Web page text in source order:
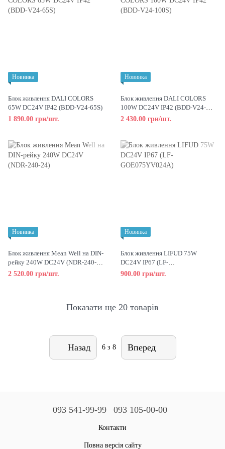
Новинка
Блок живлення DALI COLORS
65W DC24V IP42 (BDD-V24-65S)
1 890.00 грн/шт.
Новинка
Блок живлення DALI COLORS
100W DC24V IP42 (BDD-V24-
100S)
2 430.00 грн/шт.
Новинка
Блок живлення Mean Well на DIN-
рейку 240W DC24V (NDR-240-
24)
2 520.00 грн/шт.
Новинка
Блок живлення LIFUD 75W
DC24V IP67 (LF-
GOE075YV024A)
900.00 грн/шт.
Показати ще 20 товарів
Назад 6з 8 Вперед
093 541-99-99 093 105-00-00
Контакти
Повна версія сайту